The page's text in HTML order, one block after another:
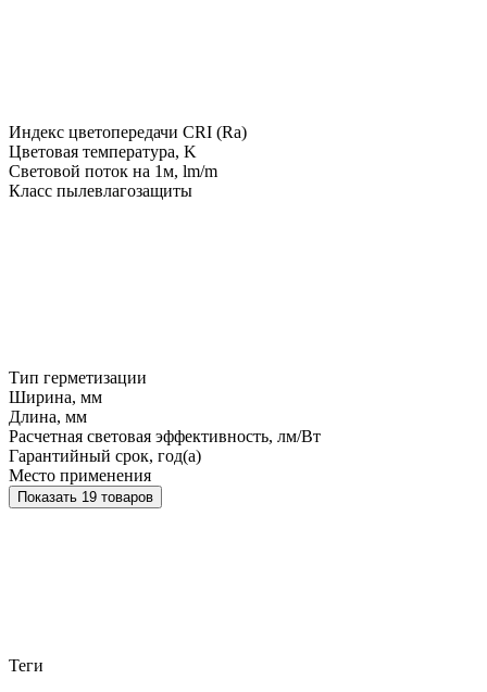
Индекс цветопередачи CRI (Ra)
Цветовая температура, K
Световой поток на 1м, lm/m
Класс пылевлагозащиты
Тип герметизации
Ширина, мм
Длина, мм
Расчетная световая эффективность, лм/Вт
Гарантийный срок, год(а)
Место применения
Показать 19 товаров
Теги